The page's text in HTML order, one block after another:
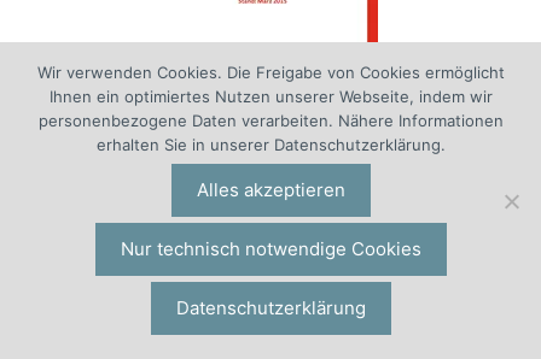
Inhaltsverzeichnis: 1 Incentives für Mitarbeiter
1.1 Ziele: Was wollen Sie erreichen? 1.2 Kriterien:
Wer erhält das Incentive (nicht)? 2 Performance
Bei Durchführung realisierbare Effekte 2.3
Langfristig anvisierte Resultate 3 Für jeden
Zweck und jedes Ziel das richtige Incentive 3.1
Wir verwenden Cookies. Die Freigabe von Cookies ermöglicht
Ihnen ein optimiertes Nutzen unserer Webseite, indem wir
personenbezogene Daten verarbeiten. Nähere Informationen
erhalten Sie in unserer Datenschutzerklärung.
Alles akzeptieren
Nur technisch notwendige Cookies
Datenschutzerklärung